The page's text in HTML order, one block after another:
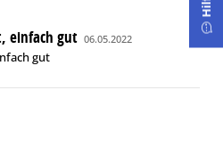
einfach gut 06.05.2022
gut